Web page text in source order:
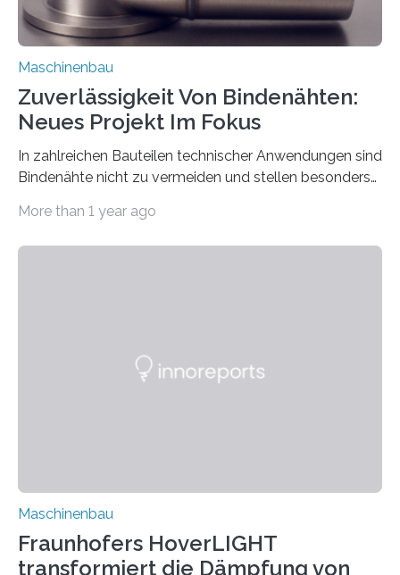
Maschinenbau
Zuverlässigkeit Von Bindenähten:
Neues Projekt Im Fokus
In zahlreichen Bauteilen technischer Anwendungen sind
Bindenähte nicht zu vermeiden und stellen besonders
Matrixmaterials eine große Herausforderung dar.
Durch den verstärkten Einsatz von Rezyklaten
More than 1 year ago
Maschinenbau
Fraunhofers HoverLIGHT
transformiert die Dämpfung von